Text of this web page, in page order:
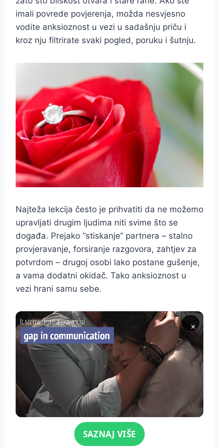
imali povrede povjerenja, možda nesvjesno
vodite anksioznost u vezi u sadašnju priču i
kroz nju filtrirate svaki pogled, poruku i šutnju.
Najteža lekcija često je prihvatiti da ne možemo
upravljati drugim ljudima niti svime što se
događa. Prejako “stiskanje” partnera – stalno
provjeravanje, forsiranje razgovora, zahtjev za
potvrdom – drugoj osobi lako postane gušenje,
a vama dodatni okidač. Tako anksioznost u
vezi hrani samu sebe.
×
Click for soundSAZNAJ VIŠE